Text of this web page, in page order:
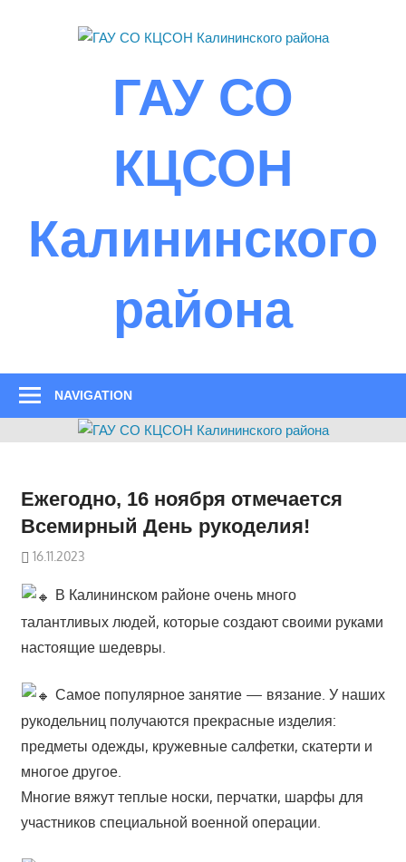
ГАУ СО
КЦСОН
Калининского
района
NAVIGATION
Ежегодно, 16 ноября отмечается
Всемирный День рукоделия!
16.11.2023
В Калининском районе очень много
талантливых людей, которые создают своими руками
настоящие шедевры.
Самое популярное занятие — вязание. У наших
рукодельниц получаются прекрасные изделия:
предметы одежды, кружевные салфетки, скатерти и
многое другое.
Многие вяжут теплые носки, перчатки, шарфы для
участников специальной военной операции.